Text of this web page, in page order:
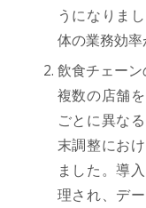
うになりま
体の業務効率
飲食チェー
複数の店舗
ごとに異な
末調整にお
ました。導
理され、デ